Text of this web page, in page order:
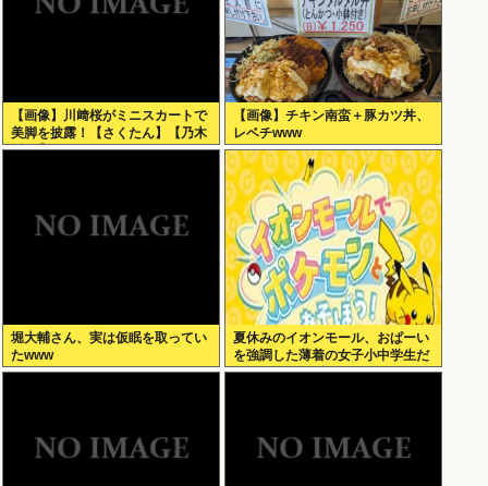
【画像】川﨑桜がミニスカートで
美脚を披露！【さくたん】【乃木
坂46】
【画像】チキン南蛮＋豚カツ丼、
レベチwww
堀大輔さん、実は仮眠を取ってい
たwww
夏休みのイオンモール、おぱーい
を強調した薄着の女子小中学生だ
らけ。あれ恥ずかしくないの？